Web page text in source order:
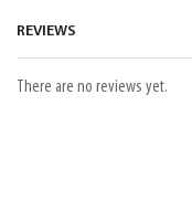
REVIEWS
There are no reviews yet.